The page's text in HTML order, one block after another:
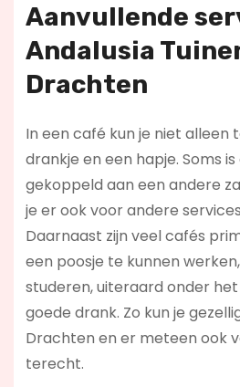
Aanvullende
Andalusia
Drachten
In een café kun je niet alleen
drankje en een hapje. Soms
gekoppeld aan een andere
je er ook voor andere
Daarnaast zijn veel cafés
een poosje te kunnen
studeren, uiteraard onder
goede drank. Zo kun je
Drachten en er meteen ook
terecht.